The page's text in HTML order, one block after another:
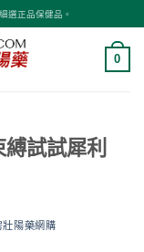
選正品保健品。
0
試試犀利
壯陽藥網購